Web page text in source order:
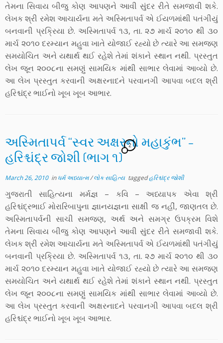
તેમના સિવાય બીજુ કોણ આપણને આવી સુંદર રીતે સમજાવી શકે.
લેખક શ્રી રમેશ આચાર્યના મતે અસ્મિતાપર્વ એ ઈયળમાંથી પતંગીયું
બનવાની પ્રક્રિયા છે. અસ્મિતાપર્વ ૧૩, તા. ૨૭ માર્ચ ૨૦૧૦ થી ૩૦
માર્ચ ૨૦૧૦ દરમ્યાન મહુવા ખાતે યોજાઈ રહ્યો છે ત્યારે આ સમજણ
સમયોચિત અને યથાર્થ થઈ રહેશે તેમાં શંકાને સ્થાન નથી. પ્રસ્તુત
લેખ જૂન ૨૦૦૮ના સમણું સામયિક માંથી સાભાર લેવામાં આવ્યો છે.
આ લેખ પ્રસ્તુત કરવાની અક્ષરનાદને પરવાનગી આપવા બદલ શ્રી
હરિશ્ચંદ્ર ભાઈનો ખૂબ ખૂબ આભાર.
અસ્મિતાપર્વ “સ્વર અક્ષરનો મહાકુંભ” –
હરિશ્ચંદ્ર જોશી (ભાગ ૧)
2
March 26, 2010inધર્મ અધ્યાત્મ/લોક સાહિત્ય taggedહરિશ્ચંદ્ર જોશી
ગુજરાતી સાહિત્યના મર્મજ્ઞ – કવિ – અધ્યાપક એવા શ્રી
હરિશ્ચંદ્રભાઈ મોરારિબાપુના જ્ઞાનયજ્ઞના સાક્ષી જ નહીં, જાણતલ છે.
અસ્મિતાપર્વની સાચી સમજણ, અર્થ અને સમગ્ર ઉપક્રમ વિશે
તેમના સિવાય બીજુ કોણ આપણને આવી સુંદર રીતે સમજાવી શકે.
લેખક શ્રી રમેશ આચાર્યના મતે અસ્મિતાપર્વ એ ઈયળમાંથી પતંગીયું
બનવાની પ્રક્રિયા છે. અસ્મિતાપર્વ ૧૩, તા. ૨૭ માર્ચ ૨૦૧૦ થી ૩૦
માર્ચ ૨૦૧૦ દરમ્યાન મહુવા ખાતે યોજાઈ રહ્યો છે ત્યારે આ સમજણ
સમયોચિત અને યથાર્થ થઈ રહેશે તેમાં શંકાને સ્થાન નથી. પ્રસ્તુત
લેખ જૂન ૨૦૦૮ના સમણું સામયિક માંથી સાભાર લેવામાં આવ્યો છે.
આ લેખ પ્રસ્તુત કરવાની અક્ષરનાદને પરવાનગી આપવા બદલ શ્રી
હરિશ્ચંદ્ર ભાઈનો ખૂબ ખૂબ આભાર.